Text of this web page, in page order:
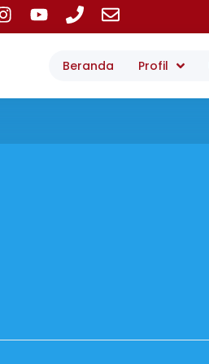
Beranda Profil